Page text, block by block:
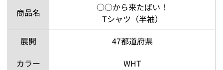
商品名
○○から来たばい！
Tシャツ（半袖）
展開
47都道府県
カラー
WHT